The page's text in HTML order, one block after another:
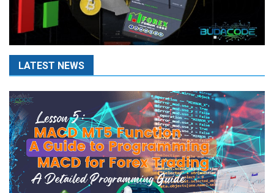
LATEST NEWS